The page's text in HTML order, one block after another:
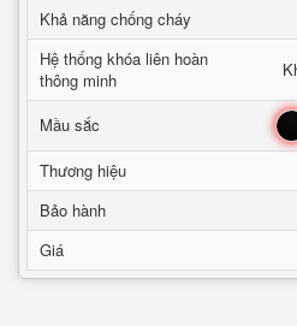
Khả năng chống cháy
Hệ thống khóa liên hoàn
thông minh
Mầu sắc
Thương hiệu
Bảo hành
Giá